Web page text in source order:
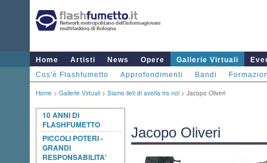
Home Artisti News Opere Gallerie Virtuali
Cos'è Flashfumetto
Approfondimenti Bandi
Home > Gallerie Virtuali > Siamo lieti di averla tra noi > Jacopo Oliveri
10 ANNI DI
FLASHFUMETTO
PICCOLI POTERI -
GRANDI
RESPONSABILITA'
Jacopo Oliveri